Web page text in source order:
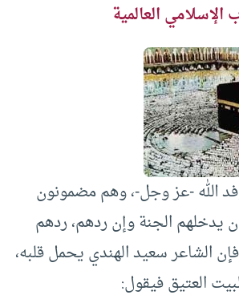
العالمية
الله -عز وجل-، وهم مضمونون
يدخلهم الجنة وإن ردهم، ردهم
الشاعر سعيد الهندي يحمل قلبه،
العتيق فيقول: